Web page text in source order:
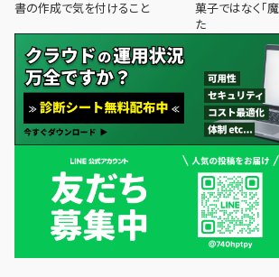
書の作成で気を付けること
菓子ではなく「
た